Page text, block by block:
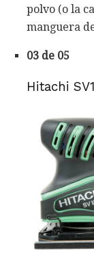
polvo (o la
manguera
03 de 05
Hitachi